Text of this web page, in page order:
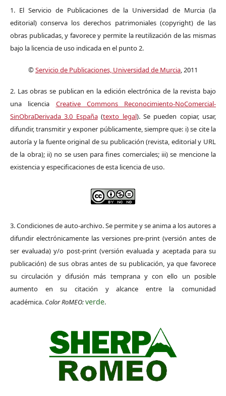
1. El Servicio de Publicaciones de la Universidad de Murcia (la
editorial) conserva los derechos patrimoniales (copyright) de las
obras publicadas, y favorece y permite la reutilización de las mismas
bajo la licencia de uso indicada en el punto 2.
©Servicio de Publicaciones, Universidad de Murcia, 2011
2. Las obras se publican en la edición electrónica de la revista bajo
una licencia Creative Commons Reconocimiento-NoComercial-
SinObraDerivada 3.0 España(texto legal). Se pueden copiar, usar,
difundir, transmitir y exponer públicamente, siempre que: i) se cite la
autoría y la fuente original de su publicación (revista, editorial y URL
de la obra); ii) no se usen para fines comerciales; iii) se mencione la
existencia y especificaciones de esta licencia de uso.
3. Condiciones de auto-archivo. Se permite y se anima a los autores a
difundir electrónicamente las versiones pre-print (versión antes de
ser evaluada) y/o post-print (versión evaluada y aceptada para su
publicación) de sus obras antes de su publicación, ya que favorece
su circulación y difusión más temprana y con ello un posible
aumento en su citación y alcance entre la comunidad
académica. Color RoMEO:verde.